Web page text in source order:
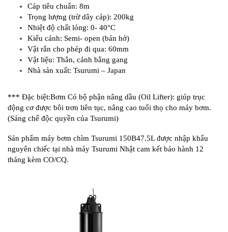
Cáp tiêu chuẩn: 8m
Trọng lượng (trừ dây cáp): 200kg
Nhiệt độ chất lỏng: 0- 40°C
Kiểu cánh: Semi- open (bán hở)
Vật rắn cho phép đi qua: 60mm
Vật liệu: Thân, cánh bằng gang
Nhà sản xuất: Tsurumi – Japan
*** Đặc biệt:Bơm Có bộ phận nâng dầu (Oil Lifter): giúp trục
động cơ được bôi trơn liên tục, nâng cao tuổi thọ cho máy bơm.
(Sáng chế độc quyền của Tsurumi)
Sản phẩm máy bơm chìm Tsurumi 150B47.5L được nhập khẩu
nguyên chiếc tại nhà máy Tsurumi Nhật cam kết bảo hành 12
tháng kèm CO/CQ.